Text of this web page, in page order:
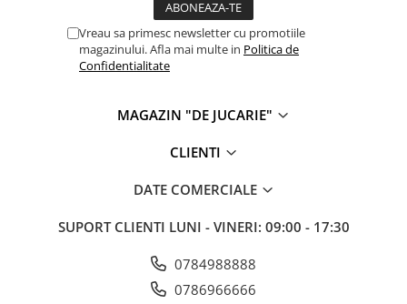
Vreau sa primesc newsletter cu promotiile
magazinului. Afla mai multe in Politica de
Confidentialitate
MAGAZIN "DE JUCARIE"
CLIENTI
DATE COMERCIALE
SUPORT CLIENTI LUNI - VINERI: 09:00 - 17:30
0784988888
0786966666